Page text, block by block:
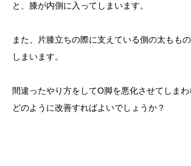
と、膝が内側に入ってしまいます。
また、片膝立ちの際に支えている側の太もも
しまいます。
間違ったやり方をしてO脚を悪化させてしまわ
どのように改善すればよいでしょうか？